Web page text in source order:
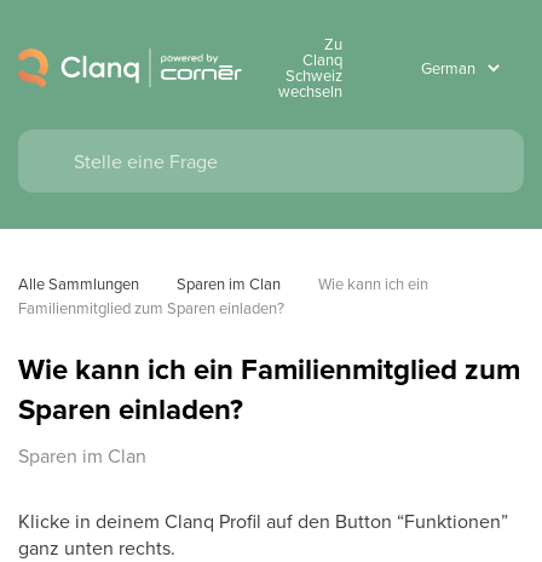
Zu
Clanq
Schweiz
wechseln
Alle Sammlungen Sparen im Clan
Wie kann ich ein
Familienmitglied zum Sparen einladen?
Wie kann ich ein Familienmitglied zum
Sparen einladen?
Sparen im Clan
Klicke in deinem Clanq Profil auf den Button “Funktionen”
ganz unten rechts.